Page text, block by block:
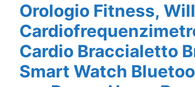
Orologio Fitness,
Cardio Braccialetto
Smart Watch